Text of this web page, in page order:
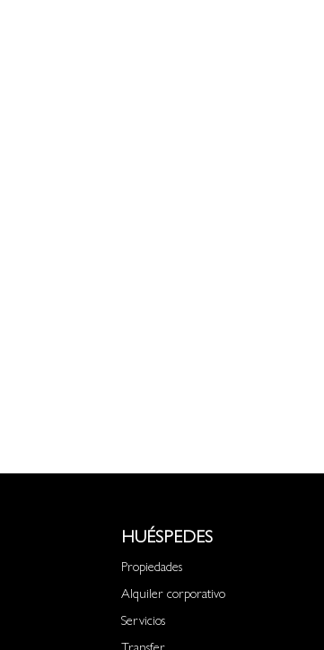
HUÉSPEDES
Propiedades
Alquiler corporativo
Servicios
Transfer